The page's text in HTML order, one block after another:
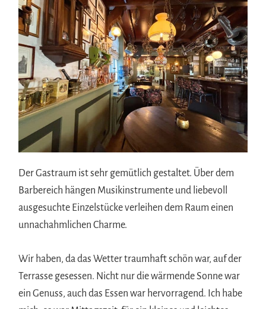
Der Gastraum ist sehr gemütlich gestaltet. Über dem
Barbereich hängen Musikinstrumente und liebevoll
ausgesuchte Einzelstücke verleihen dem Raum einen
unnachahmlichen Charme.
Wir haben, da das Wetter traumhaft schön war, auf der
Terrasse gesessen. Nicht nur die wärmende Sonne war
ein Genuss, auch das Essen war hervorragend. Ich habe